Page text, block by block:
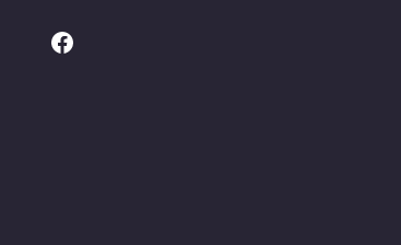
Facebook